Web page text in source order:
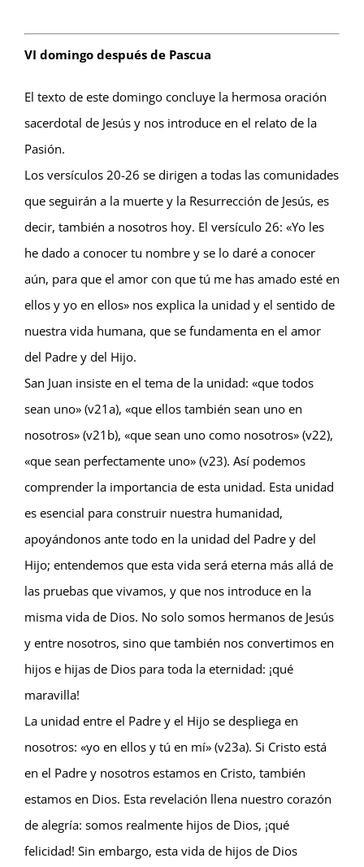
VI domingo después de Pascua
El texto de este domingo concluye la hermosa oración
sacerdotal de Jesús y nos introduce en el relato de la
Pasión.
Los versículos 20-26 se dirigen a todas las comunidades
que seguirán a la muerte y la Resurrección de Jesús, es
decir, también a nosotros hoy. El versículo 26: «Yo les
he dado a conocer tu nombre y se lo daré a conocer
aún, para que el amor con que tú me has amado esté en
ellos y yo en ellos» nos explica la unidad y el sentido de
nuestra vida humana, que se fundamenta en el amor
del Padre y del Hijo.
San Juan insiste en el tema de la unidad: «que todos
sean uno» (v21a), «que ellos también sean uno en
nosotros» (v21b), «que sean uno como nosotros» (v22),
«que sean perfectamente uno» (v23). Así podemos
comprender la importancia de esta unidad. Esta unidad
es esencial para construir nuestra humanidad,
apoyándonos ante todo en la unidad del Padre y del
Hijo; entendemos que esta vida será eterna más allá de
las pruebas que vivamos, y que nos introduce en la
misma vida de Dios. No solo somos hermanos de Jesús
y entre nosotros, sino que también nos convertimos en
hijos e hijas de Dios para toda la eternidad: ¡qué
maravilla!
La unidad entre el Padre y el Hijo se despliega en
nosotros: «yo en ellos y tú en mí» (v23a). Si Cristo está
en el Padre y nosotros estamos en Cristo, también
estamos en Dios. Esta revelación llena nuestro corazón
de alegría: somos realmente hijos de Dios, ¡qué
felicidad! Sin embargo, esta vida de hijos de Dios